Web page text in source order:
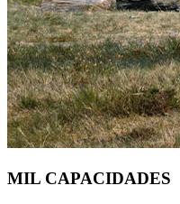
MIL CAPACIDADES